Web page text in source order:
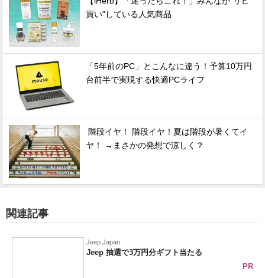
買い"している人気商品
「5年前のPC」とこんなに違う！予算10万円
台前半で実現する快適PCライフ
階段イヤ！ 階段イヤ！夏は階段が暑くてイ
ヤ！ →まさかの発想で涼しく？
関連記事
Jeep Japan
Jeep 抽選で3万円分ギフト当たる
PR